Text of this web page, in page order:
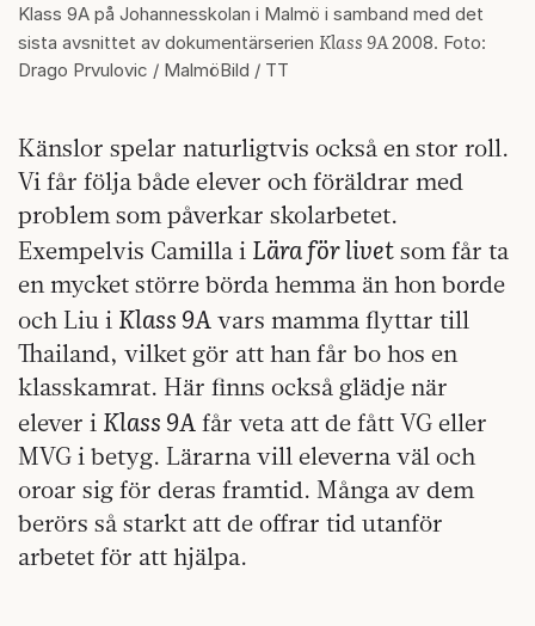
Klass 9A på Johannesskolan i Malmö i samband med det
sista avsnittet av dokumentärserien Klass 9A2008. Foto:
Drago Prvulovic / MalmöBild / TT
Känslor spelar naturligtvis också en stor roll.
Vi får följa både elever och föräldrar med
problem som påverkar skolarbetet.
Exempelvis Camilla i Lära för livet som får ta
en mycket större börda hemma än hon borde
och Liu i Klass 9A vars mamma flyttar till
Thailand, vilket gör att han får bo hos en
klasskamrat. Här finns också glädje när
elever i Klass 9A får veta att de fått VG eller
MVG i betyg. Lärarna vill eleverna väl och
oroar sig för deras framtid. Många av dem
berörs så starkt att de offrar tid utanför
arbetet för att hjälpa.